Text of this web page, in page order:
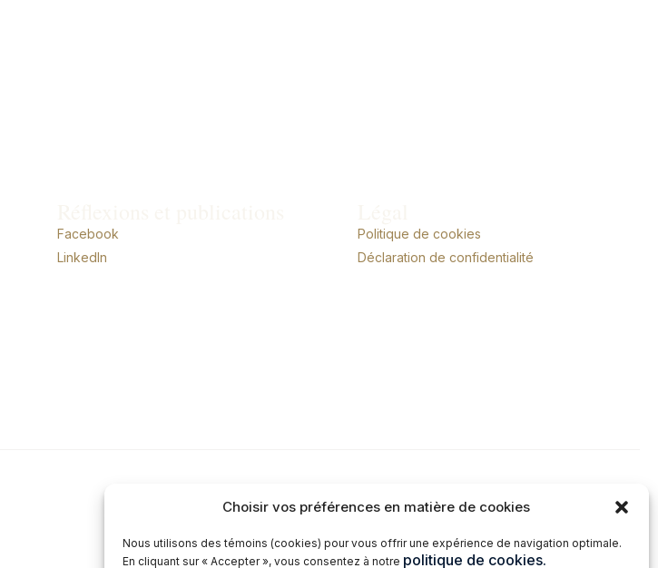
Choisir vos préférences en matière de cookies
Nous utilisons des témoins (cookies) pour vous offrir une expérience de navigation optimale.
En cliquant sur « Accepter », vous consentez à notre politique de cookies.
Facebook
LinkedIn
Politique de cookies
Déclaration de confidentialité